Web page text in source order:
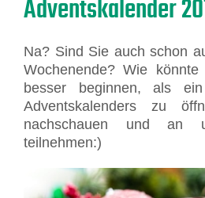
Adventskalender
Na? Sind Sie auch schon
Wochenende? Wie
besser beginnen, als
Adventskalenders zu
nachschauen und an
teilnehmen:)